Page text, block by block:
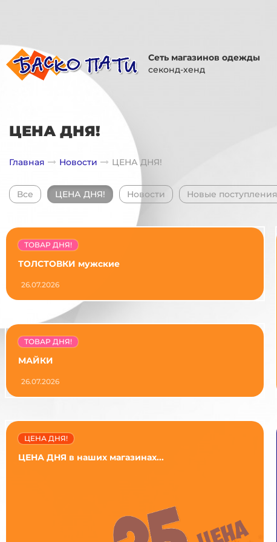
Сеть магазинов одежды
секонд-хенд
ЦЕНА ДНЯ!
Главная Новости ЦЕНА ДНЯ!
Все ЦЕНА ДНЯ! Новости Новые поступления
ТОЛСТОВКИ мужские
ТОВАР ДНЯ!
26.07.2026
МАЙКИ
ТОВАР ДНЯ!
26.07.2026
ЦЕНА ДНЯ в наших магазинах...
ЦЕНА ДНЯ!